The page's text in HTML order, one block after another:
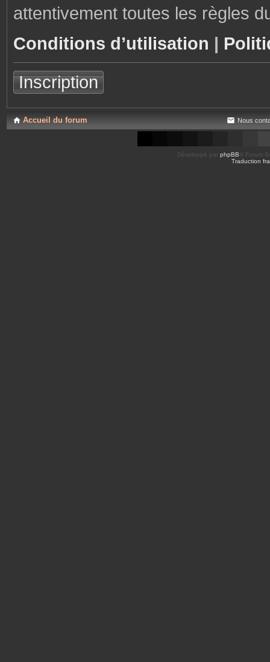
attentivement toutes les règles
Conditions d’utilisation |
Inscription
Accueil du forum Nous
Développé par phpBB ® Forum
Traduction